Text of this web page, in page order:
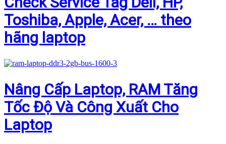
Toshiba, Apple, Acer, … theo
hãng laptop
Nâng Cấp Laptop, RAM Tăng
Tốc Độ Và Công Xuất Cho
Laptop